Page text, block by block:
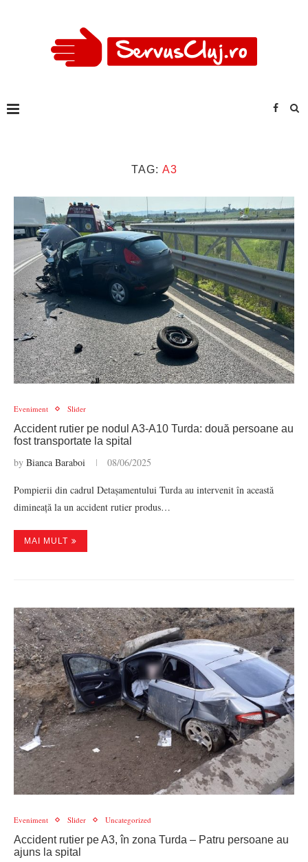
TAG: A3
Eveniment Slider
Accident rutier pe nodul A3-A10 Turda: două persoane au
fost transportate la spital
by Bianca Baraboi 08/06/2025
Pompierii din cadrul Detașamentului Turda au intervenit în această
dimineață la un accident rutier produs…
MAI MULT
Eveniment Slider Uncategorized
Accident rutier pe A3, în zona Turda – Patru persoane au
ajuns la spital